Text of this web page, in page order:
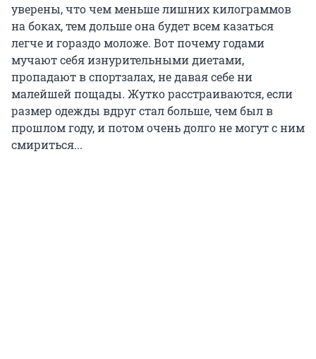
уверены, что чем меньше лишних килограммов
на боках, тем дольше она будет всем казаться
легче и гораздо моложе. Вот почему годами
мучают себя изнурительными диетами,
пропадают в спортзалах, не давая себе ни
малейшей пощады. Жутко расстраиваются, если
размер одежды вдруг стал больше, чем был в
прошлом году, и потом очень долго не могут с ним
смириться...